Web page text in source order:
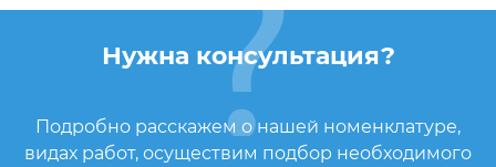
Нужна консультация?
Подробно расскажем о нашей номенклатуре,
видах работ, осуществим подбор необходимого